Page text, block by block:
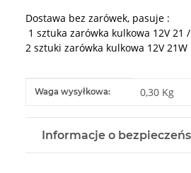
Dostawa bez zarówek, pasuje :
1 sztuka zarówka kulkowa 12V 21
2 sztuki zarówka kulkowa 12V 21W
#productDetails.itemValue#
Waga wysyłkowa: 0,30 Kg
Informacje o